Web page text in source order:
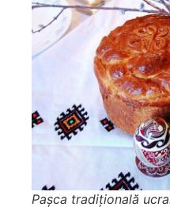
Pașca tradițională